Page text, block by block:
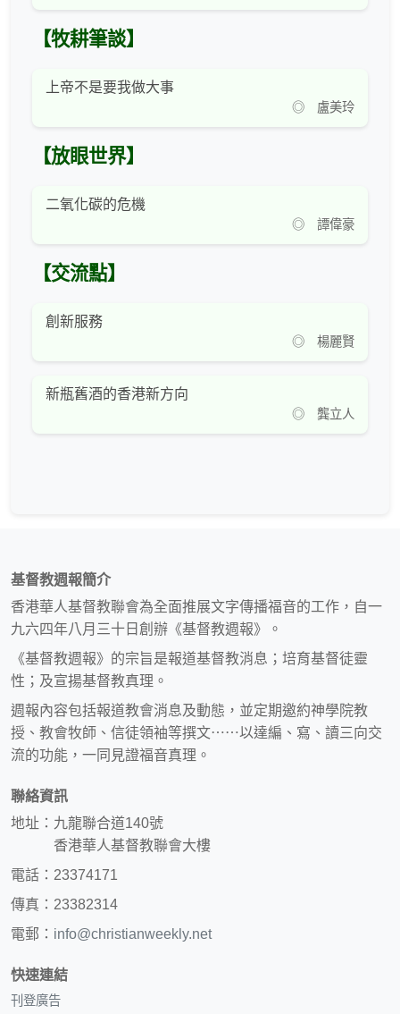
【牧耕筆談】
上帝不是要我做大事
◎ 盧美玲
【放眼世界】
二氧化碳的危機
◎ 譚偉豪
【交流點】
創新服務
◎ 楊麗賢
新瓶舊酒的香港新方向
◎ 龔立人
基督教週報簡介
香港華人基督教聯會為全面推展文字傳播福音的工作，自一
九六四年八月三十日創辦《基督教週報》。
《基督教週報》的宗旨是報道基督教消息；培育基督徒靈
性；及宣揚基督教真理。
週報內容包括報道教會消息及動態，並定期邀約神學院教
授、教會牧師、信徒領袖等撰文⋯⋯以達編、寫、讀三向交
流的功能，一同見證福音真理。
聯絡資訊
地址：九龍聯合道140號
香港華人基督教聯會大樓
電話：23374171
傳真：23382314
電郵： info@christianweekly.net
快速連結
刊登廣告